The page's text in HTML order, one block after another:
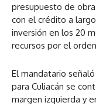
presupuesto de
con el crédito a
inversión en los 20
recursos por el
El mandatario
para Culiacán se
margen izquierda y